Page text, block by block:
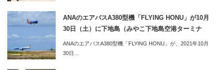
ANAのエアバスA380型機「FLYING HONU」が10月
30日（土）に下地島（みやこ下地島空港ターミナ
ル）へ。同便利用のツアーの2泊3日のツアーも販売
開始
ANAのエアバスA380型機「FLYING HONU」が、2021年10月
30日…